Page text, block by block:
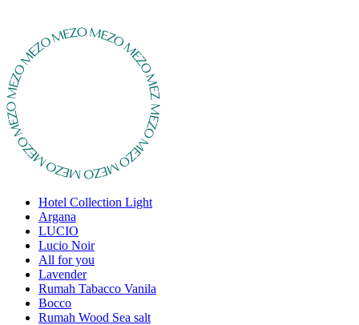
Hotel Collection Light
Argana
LUCIO
Lucio Noir
All for you
Lavender
Rumah Tabacco Vanila
Bocco
Rumah Wood Sea salt